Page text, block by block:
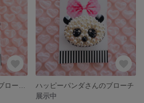
ハッピーパンダさんのブローチ
展示中